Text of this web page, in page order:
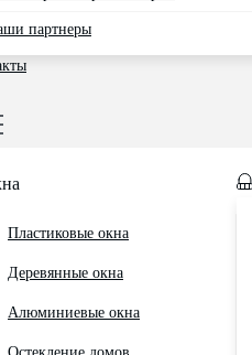
партнеры
Пластиковые окна
Деревянные окна
Алюминиевые окна